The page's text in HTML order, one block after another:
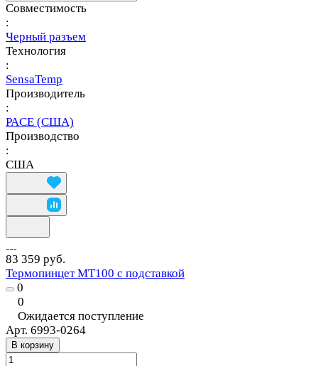
Совместимость
:
Черный разъем
Технология
:
SensaTemp
Производитель
:
PACE (США)
Производство
:
США
83 359 руб.
Термопинцет MT100 с подставкой
0
0
Ожидается поступление
Арт. 6993-0264
В корзину